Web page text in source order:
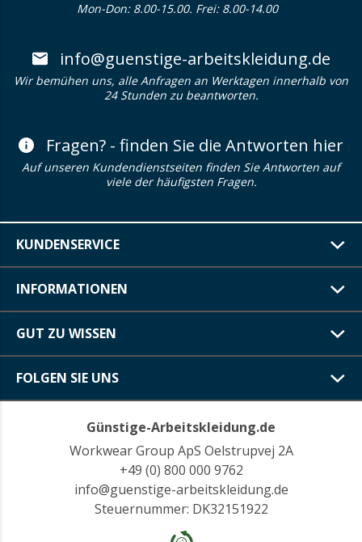
Mon-Don: 8.00-15.00. Frei: 8.00-14.00
info@guenstige-arbeitskleidung.de
Wir bemühen uns, alle Anfragen an Werktagen innerhalb von
24 Stunden zu beantworten.
Fragen? - finden Sie die Antworten hier
Auf unseren Kundendienstseiten finden Sie Antworten auf
viele der häufigsten Fragen.
KUNDENSERVICE
INFORMATIONEN
GUT ZU WISSEN
FOLGEN SIE UNS
Günstige-Arbeitskleidung.de
Workwear Group ApS Oelstrupvej 2A
+49 (0) 800 000 9762
info@guenstige-arbeitskleidung.de
Steuernummer: DK32151922